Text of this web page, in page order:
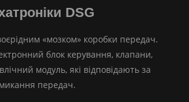
DSG
«мозком» коробки передач.
блок керування, клапани,
модуль, які відповідають за
передач.